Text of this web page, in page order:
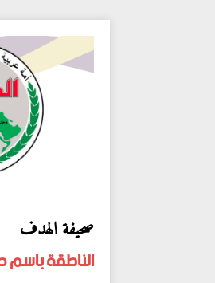
صحيفة الهدف
الناطقة باسم